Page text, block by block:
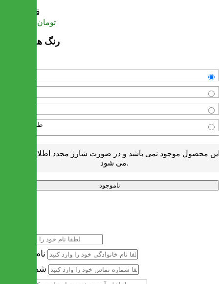
قیمت
تومان
رنگ های موجود
طوسی-طوسی
محصول موجود نمی باشد و در صورت شارژ مجدد اطلاع رسانی
می شود.
ناموجود
نام خانوادگی
شماره تماس